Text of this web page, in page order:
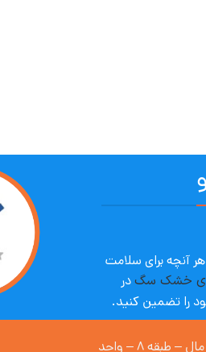
آنچه برای سلامت
خشک سگدر
را تضمین کنید.
نارمک – خیابان شهید اسماعیل بزرگیان – پالمیرا مال – طبقه ۸ – واحد